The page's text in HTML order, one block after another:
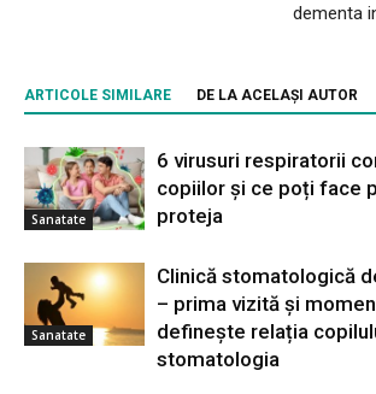
dementa
ARTICOLE SIMILARE DE LA ACELAȘI AUTOR
Sanatate
6 virusuri respiratorii
copiilor și ce poți face
proteja
Sanatate
Clinică stomatologică
– prima vizită și
definește relația
stomatologia